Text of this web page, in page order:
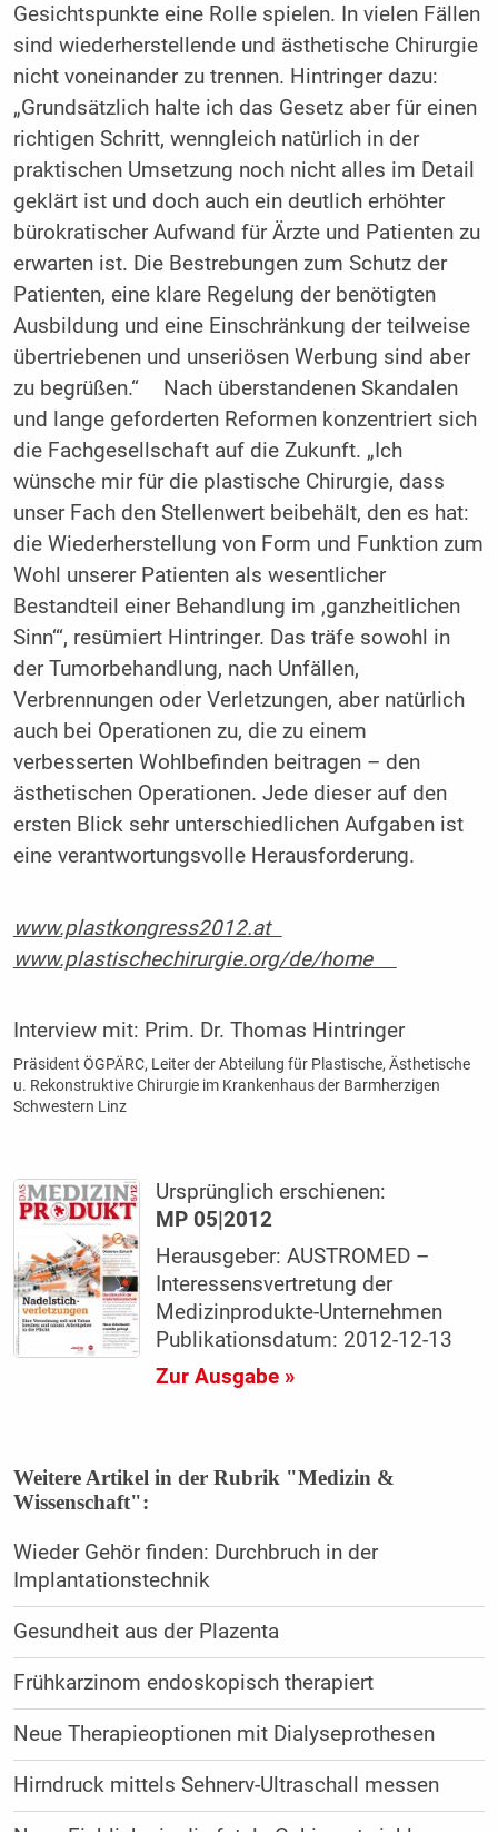
Gesichtspunkte eine Rolle spielen. In vielen Fällen
sind wiederherstellende und ästhetische Chirurgie
nicht voneinander zu trennen. Hintringer dazu:
„Grundsätzlich halte ich das Gesetz aber für einen
richtigen Schritt, wenngleich natürlich in der
praktischen Umsetzung noch nicht alles im Detail
geklärt ist und doch auch ein deutlich erhöhter
bürokratischer Aufwand für Ärzte und Patienten zu
erwarten ist. Die Bestrebungen zum Schutz der
Patienten, eine klare Regelung der benöti­gten
Ausbildung und eine Einschränkung der teilweise
übertriebenen und unseriösen Werbung sind aber
zu begrüßen.“ Nach überstandenen Skandalen
und lange geforderten Reformen konzentriert sich
die Fachgesellschaft auf die Zukunft. „Ich
wünsche mir für die plastische Chirurgie, dass
unser Fach den Stellenwert beibehält, den es hat:
die Wiederherstellung von Form und Funktion zum
Wohl unserer Patienten als wesentlicher
Bestandteil einer Behandlung im ‚ganzheitlichen
Sinn‘“, resümiert Hintringer. Das träfe sowohl in
der Tumorbehandlung, nach Unfällen,
Verbrennungen oder Verletzungen, aber natürlich
auch bei Operationen zu, die zu einem
verbesserten Wohlbefinden beitragen – den
ästhetischen Operationen. Jede dieser auf den
ersten Blick sehr unterschiedlichen Aufgaben ist
eine verantwortungsvolle Herausforderung.
www.plastkongress2012.at
www.plastischechirurgie.org/de/home
Interview mit: Prim. Dr. Thomas Hintringer
Präsident ÖGPÄRC, Leiter der Abteilung für Plastische, Ästhetische
u. Rekonstruktive Chirurgie im Krankenhaus der Barmherzigen
Schwestern Linz
Ursprünglich erschienen:
MP 05|2012
Herausgeber: AUSTROMED –
Interessensvertretung der
Medizinprodukte-Unternehmen
Publikationsdatum: 2012-12-13
Zur Ausgabe »
Weitere Artikel in der Rubrik "Medizin &
Wissenschaft":
Wieder Gehör finden: Durchbruch in der
Implantationstechnik
Gesundheit aus der Plazenta
Frühkarzinom endoskopisch therapiert
Neue Therapieoptionen mit Dialyseprothesen
Hirndruck mittels Sehnerv-Ultraschall messen